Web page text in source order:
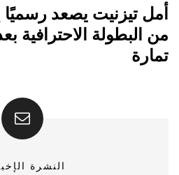
أمل تيزنيت يصعد رسميًا
من البطولة الاحترافية
تمارة
النشرة